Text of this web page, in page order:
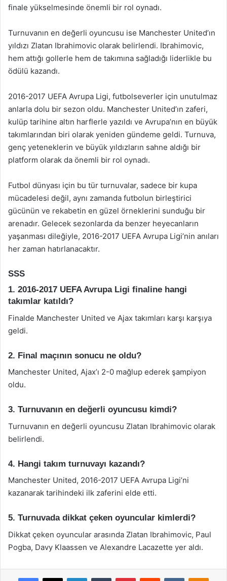
finale yükselmesinde önemli bir rol oynadı.
Turnuvanın en değerli oyuncusu ise Manchester United’ın
yıldızı Zlatan Ibrahimovic olarak belirlendi. Ibrahimovic,
hem attığı gollerle hem de takımına sağladığı liderlikle bu
ödülü kazandı.
2016-2017 UEFA Avrupa Ligi, futbolseverler için unutulmaz
anlarla dolu bir sezon oldu. Manchester United’ın zaferi,
kulüp tarihine altın harflerle yazıldı ve Avrupa’nın en büyük
takımlarından biri olarak yeniden gündeme geldi. Turnuva,
genç yeteneklerin ve büyük yıldızların sahne aldığı bir
platform olarak da önemli bir rol oynadı.
Futbol dünyası için bu tür turnuvalar, sadece bir kupa
mücadelesi değil, aynı zamanda futbolun birleştirici
gücünün ve rekabetin en güzel örneklerini sunduğu bir
arenadır. Gelecek sezonlarda da benzer heyecanların
yaşanması dileğiyle, 2016-2017 UEFA Avrupa Ligi’nin anıları
her zaman hatırlanacaktır.
SSS
1. 2016-2017 UEFA Avrupa Ligi finaline hangi
takımlar katıldı?
Finalde Manchester United ve Ajax takımları karşı karşıya
geldi.
2. Final maçının sonucu ne oldu?
Manchester United, Ajax’ı 2-0 mağlup ederek şampiyon
oldu.
3. Turnuvanın en değerli oyuncusu kimdi?
Turnuvanın en değerli oyuncusu Zlatan Ibrahimovic olarak
belirlendi.
4. Hangi takım turnuvayı kazandı?
Manchester United, 2016-2017 UEFA Avrupa Ligi’ni
kazanarak tarihindeki ilk zaferini elde etti.
5. Turnuvada dikkat çeken oyuncular kimlerdi?
Dikkat çeken oyuncular arasında Zlatan Ibrahimovic, Paul
Pogba, Davy Klaassen ve Alexandre Lacazette yer aldı.
Facebook
X LinkedInTumblr PinterestReddit VKontakte